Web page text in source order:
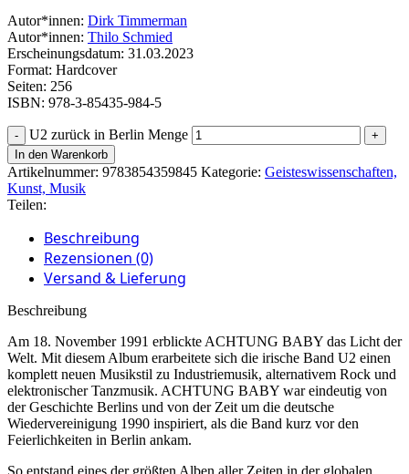
Autor*innen: Dirk Timmerman
Autor*innen: Thilo Schmied
Erscheinungsdatum: 31.03.2023
Format: Hardcover
Seiten: 256
ISBN: 978-3-85435-984-5
U2 zurück in Berlin Menge
In den Warenkorb
Artikelnummer: 9783854359845 Kategorie: Geisteswissenschaften,
Kunst, Musik
Teilen:
Beschreibung
Rezensionen (0)
Versand & Lieferung
Beschreibung
Am 18. November 1991 erblickte ACHTUNG BABY das Licht der
Welt. Mit diesem Album erarbeitete sich die irische Band U2 einen
komplett neuen Musikstil zu Industriemusik, alternativem Rock und
elektronischer Tanzmusik. ACHTUNG BABY war eindeutig von
der Geschichte Berlins und von der Zeit um die deutsche
Wiedervereinigung 1990 inspiriert, als die Band kurz vor den
Feierlichkeiten in Berlin ankam.